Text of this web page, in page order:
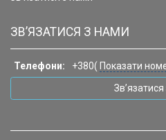
ЗВ’ЯЗАТИСЯ З НАМИ
Телефони: +380( Показати